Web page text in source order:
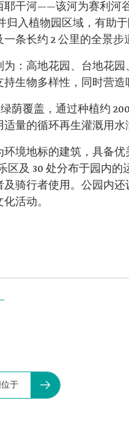
耶干河——该河为赛利河
归入植物园区域，有助
条长约 2 公里的全景步
：高地花园、台地花
生物多样性，同时营造
荫覆盖，通过种植约
量的循环再生灌溉用水
境地标的建筑，具备
区及 30 处分布于园内
骑行者使用。公园内
活动。
于